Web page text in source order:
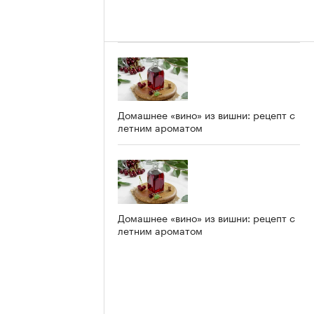
Домашнее «вино» из вишни: рецепт с
летним ароматом
Домашнее «вино» из вишни: рецепт с
летним ароматом